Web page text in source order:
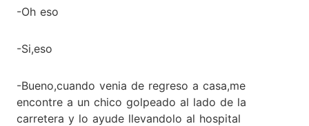
-Oh eso
-Si,eso
-Bueno,cuando venia de regreso a casa,me
encontre a un chico golpeado al lado de la
carretera y lo ayude llevandolo al hospital